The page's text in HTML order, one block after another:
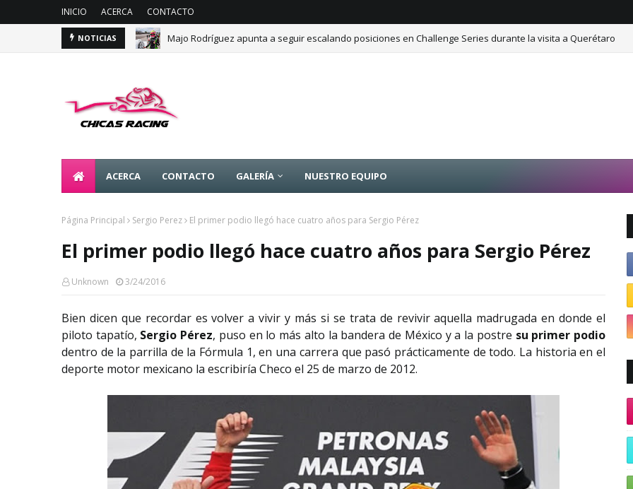
INICIO ACERCA CONTACTO
NOTICIAS Majo Rodríguez apunta a seguir escalando posiciones en Challenge Series durante la visita a Querétaro
ACERCA CONTACTO GALERÍA NUESTRO EQUIPO
Página Principal Sergio Perez El primer podio llegó hace cuatro años para Sergio Pérez
El primer podio llegó hace cuatro años para Sergio Pérez
Unknown 3/24/2016
Bien dicen que recordar es volver a vivir y más si se trata de revivir aquella madrugada en donde el
piloto tapatío, Sergio Pérez, puso en lo más alto la bandera de México y a la postre su primer podio
dentro de la parrilla de la Fórmula 1, en una carrera que pasó prácticamente de todo. La historia en el
deporte motor mexicano la escribiría Checo el 25 de marzo de 2012.